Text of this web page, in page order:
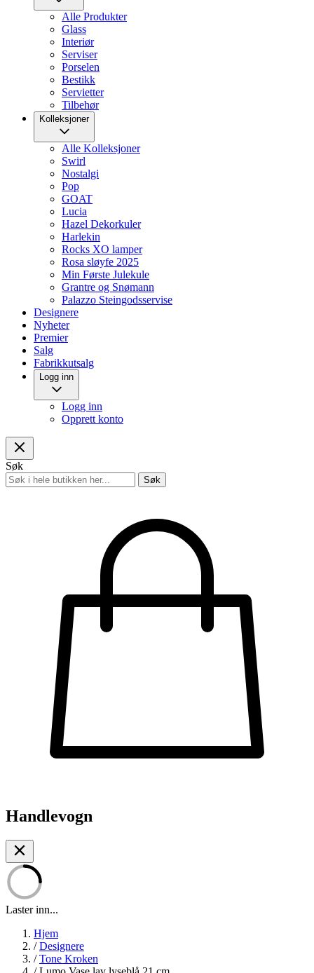
Alle Produkter
Glass
Interiør
Serviser
Porselen
Bestikk
Servietter
Tilbehør
Kolleksjoner
Alle Kolleksjoner
Swirl
Nostalgi
Pop
GOAT
Lucia
Hazel Dekorkuler
Harlekin
Rocks XO lamper
Rosa sløyfe 2025
Min Første Julekule
Grantre og Snømann
Palazzo Steingodsservise
Designere
Nyheter
Premier
Salg
Fabrikkutsalg
Logg inn
Logg inn
Opprett konto
Søk
Søk
Handlevogn
Laster inn...
Hjem
/ Designere
/ Tone Kroken